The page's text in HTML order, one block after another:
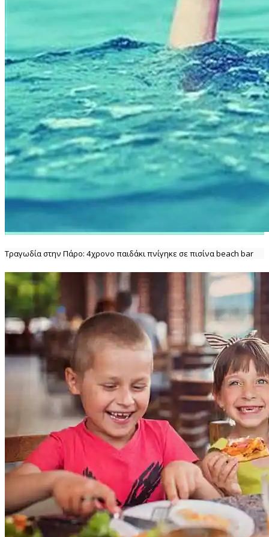
Τραγωδία στην Πάρο: 4χρονο παιδάκι πνίγηκε σε πισίνα beach bar